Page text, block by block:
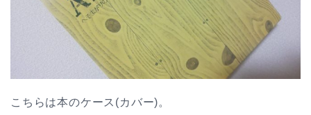
こちらは本のケース(カバー)。